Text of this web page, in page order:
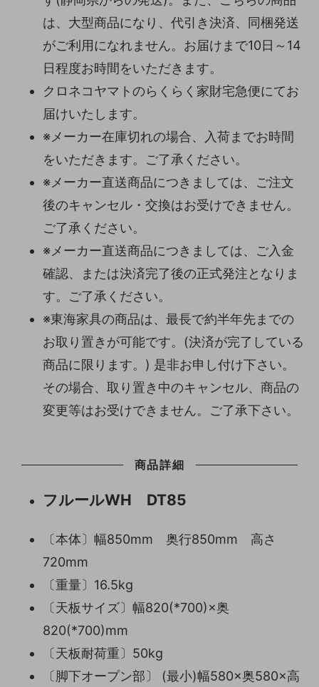
は、大型商品になり、代引き決済、同梱発送
がご利用になれません。お届けまで10日～14
日程度お時間をいただきます。
クロネコヤマトのらくらく家財宅急便にてお
届けいたします。
※メーカー在庫切れの場合、入荷までお時間
をいただきます。ご了承ください。
※メーカー直送商品につきましては、ご注文
後のキャンセル・交換はお受けできません。
ご了承ください。
※メーカー直送商品につきましては、ご入金
確認、または決済完了後の正式発注となりま
す。ご了承ください。
※東海家具の商品は、最長で約半年先までの
お取り置きが可能です。(決済が完了している
商品に限ります。) 是非お申し付け下さい。
その場合、取り置き中のキャンセル、商品の
変更等はお受けできません。ご了承下さい。
商品詳細
フルールWH DT85
〔本体〕幅850mm 奥行850mm 高さ
720mm
〔重量〕16.5kg
〔天板サイズ〕幅820(*700)×奥
820(*700)mm
〔天板耐荷重〕50kg
〔脚下オープン部〕 (最小)幅580×奥580×高